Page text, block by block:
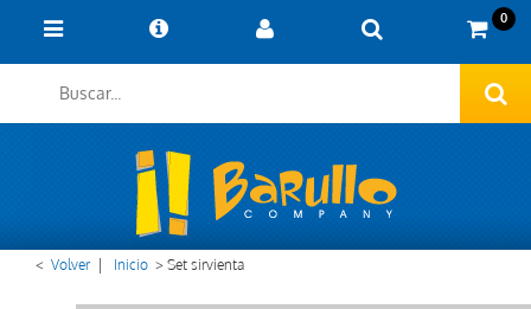
0
< Volver Inicio >Set sirvienta